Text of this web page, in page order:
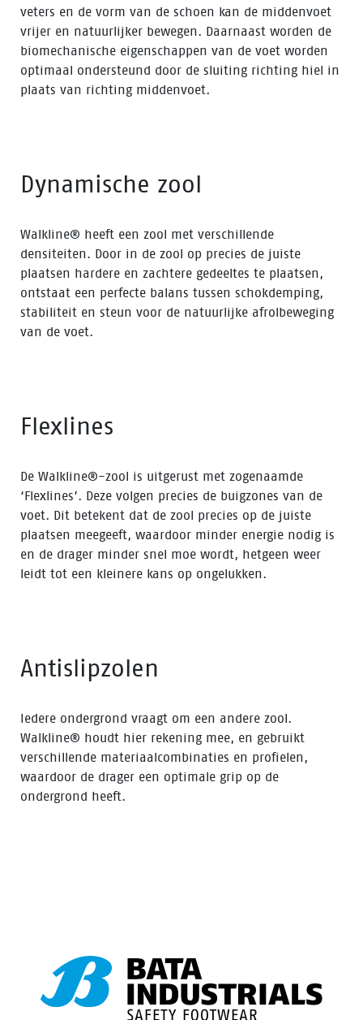
veters en de vorm van de schoen kan de middenvoet
vrijer en natuurlijker bewegen. Daarnaast worden de
biomechanische eigenschappen van de voet worden
optimaal ondersteund door de sluiting richting hiel in
plaats van richting middenvoet.
Dynamische zool
Walkline® heeft een zool met verschillende
densiteiten. Door in de zool op precies de juiste
plaatsen hardere en zachtere gedeeltes te plaatsen,
ontstaat een perfecte balans tussen schokdemping,
stabiliteit en steun voor de natuurlijke afrolbeweging
van de voet.
Flexlines
De Walkline®-zool is uitgerust met zogenaamde
‘Flexlines’. Deze volgen precies de buigzones van de
voet. Dit betekent dat de zool precies op de juiste
plaatsen meegeeft, waardoor minder energie nodig is
en de drager minder snel moe wordt, hetgeen weer
leidt tot een kleinere kans op ongelukken.
Antislipzolen
Iedere ondergrond vraagt om een andere zool.
Walkline® houdt hier rekening mee, en gebruikt
verschillende materiaalcombinaties en profielen,
waardoor de drager een optimale grip op de
ondergrond heeft.